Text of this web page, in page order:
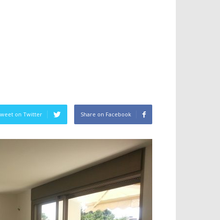
Share on Facebook
on Twitter